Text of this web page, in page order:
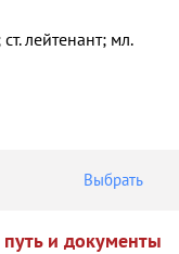
лейтенант; мл.
Выбрать
и документы